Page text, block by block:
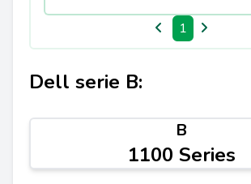
1
Dell serie B:
B
1100 Series